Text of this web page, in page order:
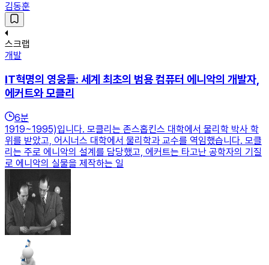
김동훈
스크랩
개발
IT혁명의 영웅들: 세계 최초의 범용 컴퓨터 에니악의 개발자,
에커트와 모클리
6분
1919~1995)입니다. 모클리는 존스홉킨스 대학에서 물리학 박사 학
위를 받았고, 어시너스 대학에서 물리학과 교수를 역임했습니다. 모클
리는 주로 에니악의 설계를 담당했고, 에커트는 타고난 공학자의 기질
로 에니악의 실물을 제작하는 일